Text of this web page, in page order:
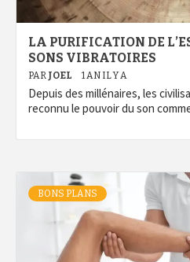
LA PURIFICATION DE
SONS VIBRATOIRES
PAR JOEL 1 AN IL Y A
Depuis des millénaires, les
reconnu le pouvoir du son
BONS PLANS